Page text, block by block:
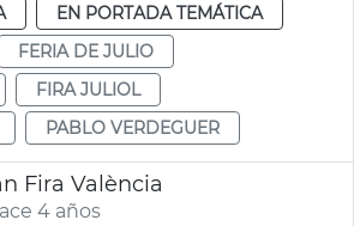
EN PORTADA TEMÁTICA
FERIA DE JULIO
FIRA JULIOL
PABLO VERDEGUER
Fira València
4 años